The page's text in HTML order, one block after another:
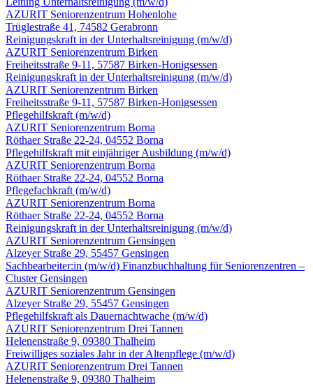
AZURIT Seniorenzentrum Hohenlohe
Trüglestraße 41, 74582 Gerabronn
Reinigungskraft in der Unterhalts­reinigung (m/w/d)
AZURIT Seniorenzentrum Birken
Freiheitsstraße 9-11, 57587 Birken-Honigsessen
Reinigungskraft in der Unterhalts­reinigung (m/w/d)
AZURIT Seniorenzentrum Birken
Freiheitsstraße 9-11, 57587 Birken-Honigsessen
Pflegehilfskraft (m/w/d)
AZURIT Seniorenzentrum Borna
Röthaer Straße 22-24, 04552 Borna
Pflegehilfskraft mit einjähriger Ausbildung (m/w/d)
AZURIT Seniorenzentrum Borna
Röthaer Straße 22-24, 04552 Borna
Pflegefachkraft (m/w/d)
AZURIT Seniorenzentrum Borna
Röthaer Straße 22-24, 04552 Borna
Reinigungskraft in der Unterhalts­reinigung (m/w/d)
AZURIT Seniorenzentrum Gensingen
Alzeyer Straße 29, 55457 Gensingen
Sachbearbeiter:in (m/w/d) Finanzbuchhaltung für Seniorenzentren –
Cluster Gensingen
AZURIT Seniorenzentrum Gensingen
Alzeyer Straße 29, 55457 Gensingen
Pflegehilfskraft als Dauernachtwache (m/w/d)
AZURIT Seniorenzentrum Drei Tannen
Helenenstraße 9, 09380 Thalheim
Freiwilliges soziales Jahr in der Altenpflege (m/w/d)
AZURIT Seniorenzentrum Drei Tannen
Helenenstraße 9, 09380 Thalheim